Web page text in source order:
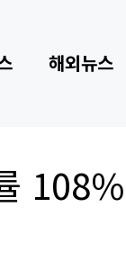
해외뉴스